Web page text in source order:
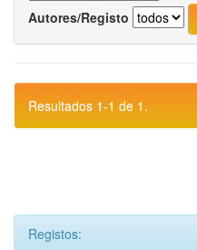
Autores/Registo
Resultados 1-1 de 1.
Registos: